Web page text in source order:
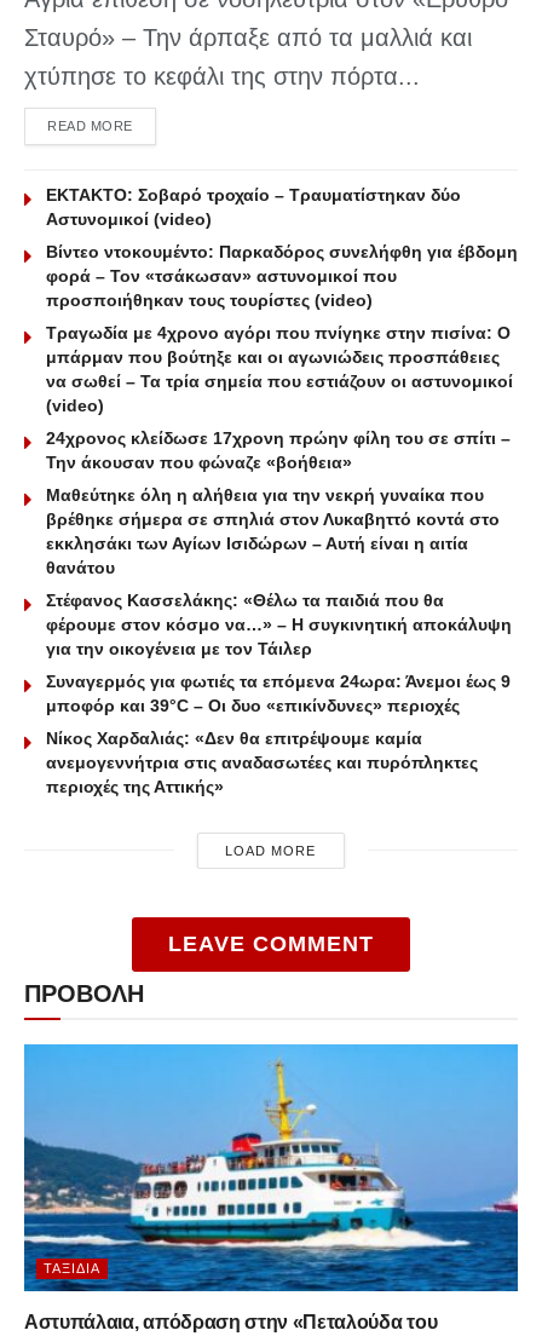
Σταυρό» – Την άρπαξε από τα μαλλιά και
χτύπησε το κεφάλι της στην πόρτα...
READ MOREDETAILS
ΕΚΤΑΚΤΟ: Σοβαρό τροχαίο – Τραυματίστηκαν δύο
Αστυνομικοί (video)
Βίντεο ντοκουμέντο: Παρκαδόρος συνελήφθη για έβδομη
φορά – Τον «τσάκωσαν» αστυνομικοί που
προσποιήθηκαν τους τουρίστες (video)
Τραγωδία με 4χρονο αγόρι που πνίγηκε στην πισίνα: O
μπάρμαν που βούτηξε και οι αγωνιώδεις προσπάθειες
να σωθεί – Τα τρία σημεία που εστιάζουν οι αστυνομικοί
(video)
24χρονος κλείδωσε 17χρονη πρώην φίλη του σε σπίτι –
Την άκουσαν που φώναζε «βοήθεια»
Μαθεύτηκε όλη η αλήθεια για την νεκρή γυναίκα που
βρέθηκε σήμερα σε σπηλιά στον Λυκαβηττό κοντά στο
εκκλησάκι των Αγίων Ισιδώρων – Αυτή είναι η αιτία
θανάτου
Στέφανος Κασσελάκης: «Θέλω τα παιδιά που θα
φέρουμε στον κόσμο να…» – Η συγκινητική αποκάλυψη
για την οικογένεια με τον Τάιλερ
Συναγερμός για φωτιές τα επόμενα 24ωρα: Άνεμοι έως 9
μποφόρ και 39°C – Οι δυο «επικίνδυνες» περιοχές
Νίκος Χαρδαλιάς: «Δεν θα επιτρέψουμε καμία
ανεμογεννήτρια στις αναδασωτέες και πυρόπληκτες
περιοχές της Αττικής»
LOAD MORE
LEAVE COMMENT
ΠΡΟΒΟΛΗ
ΤΑΞΊΔΙΑ
Αστυπάλαια, απόδραση στην «Πεταλούδα του